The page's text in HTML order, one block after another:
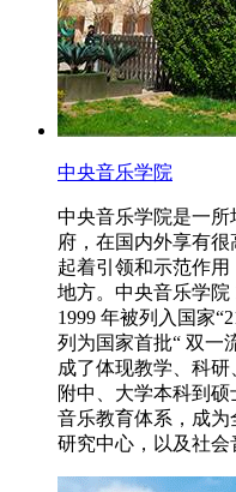
中央音乐学院
中央音乐学院是一
府，在国内外享有
起着引领和示范作
地方。中央音乐学院
1999 年被列入国家
列为国家首批“ 双一
成了体现教学、科研
附中、大学本科到
音乐教育体系，成
研究中心，以及社会